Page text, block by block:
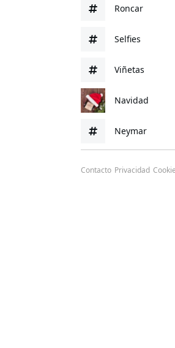
Roncar
Selfies
Viñetas
Navidad
Neymar
Contacto Privacidad